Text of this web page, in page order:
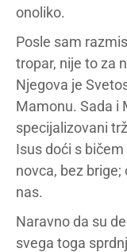
onoliko.
Posle sam
tropar, nije to za
Njegova je
Mamonu. Sada i
specijalizovani
Isus doći s
novca, bez brige;
nas.
Naravno da su
svega toga